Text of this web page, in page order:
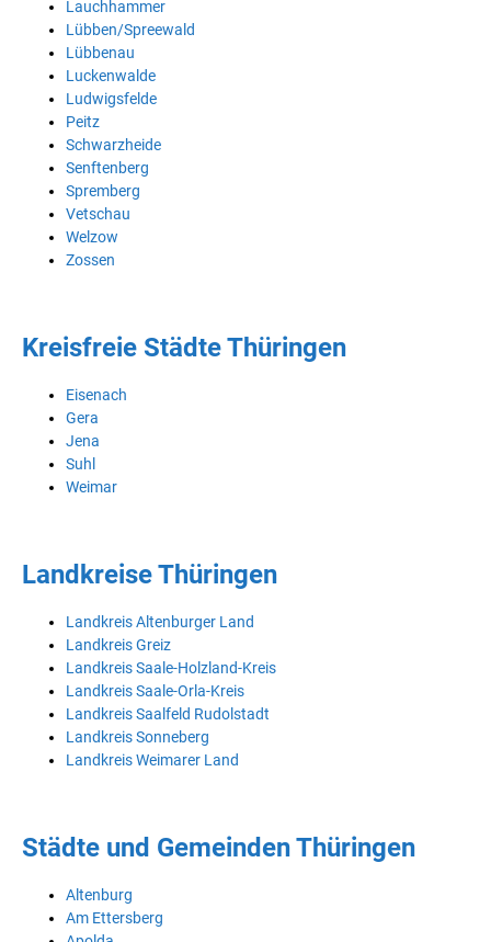
Lauchhammer
Lübben/Spreewald
Lübbenau
Luckenwalde
Ludwigsfelde
Peitz
Schwarzheide
Senftenberg
Spremberg
Vetschau
Welzow
Zossen
Kreisfreie Städte Thüringen
Eisenach
Gera
Jena
Suhl
Weimar
Landkreise Thüringen
Landkreis Altenburger Land
Landkreis Greiz
Landkreis Saale-Holzland-Kreis
Landkreis Saale-Orla-Kreis
Landkreis Saalfeld Rudolstadt
Landkreis Sonneberg
Landkreis Weimarer Land
Städte und Gemeinden Thüringen
Altenburg
Am Ettersberg